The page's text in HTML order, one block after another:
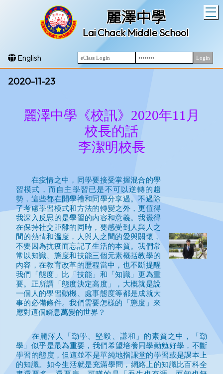
麗澤中學
Lai Chack Middle School
English
2020-11-23